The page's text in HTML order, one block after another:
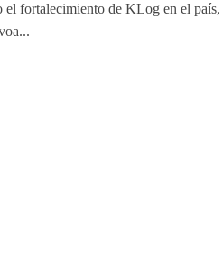
fortalecimiento de KLog en el país,